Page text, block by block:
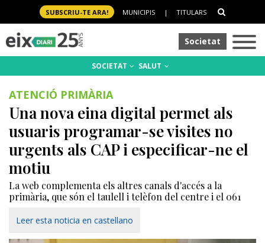
SUBSCRIU-TE ARA! MUNICIPIS | TITULARS
Societat
SOCIETAT SALUT
ATENCIÓ PRIMÀRIA
Una nova eina digital permet als
usuaris programar-se visites no
urgents als CAP i especificar-ne el
motiu
La web complementa els altres canals d'accés a la
primària, que són el taulell i telèfon del centre i el 061
Leer esta noticia en castellano